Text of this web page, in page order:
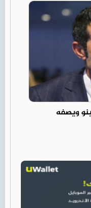
ويصفه